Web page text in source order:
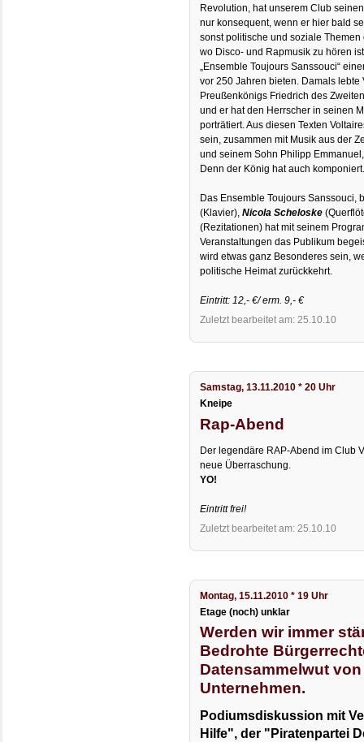
Revolution, hat unserem Club
nur konsequent, wenn er hier bald
sonst politische und soziale
wo Disco- und Rapmusik zu hören
„Ensemble Toujours Sanssouci“
vor 250 Jahren bieten. Damals lebte
Preußenkönigs Friedrich des
und er hat den Herrscher in seinen
porträtiert. Aus diesen Texten
sein, zusammen mit Musik aus der
und seinem Sohn Philipp
Denn der König hat auch
Das Ensemble Toujours Sanssouci,
(Klavier),Nicola Scheloske
(Rezitationen) hat mit seinem
Veranstaltungen das Publikum
wird etwas ganz Besonderes sein,
politische Heimat zurückkehrt.
Eintritt: 12,- €/ erm. 9,- €
Zuletzt bearbeitet am: 25.10.10
Samstag, 13.11.2010 * 20 Uhr
Kneipe
Rap-Abend
Der legendäre RAP-Abend im Club
neue Überraschung.
YO!
Eintritt frei!
Zuletzt bearbeitet am: 25.10.10
Montag, 15.11.2010 * 19 Uhr
Etage (noch) unklar
Werden wir immer
Bedrohte
Datensammelwut
Unternehmen.
Podiumsdiskussion mit
Hilfe", der "Piratenpartei